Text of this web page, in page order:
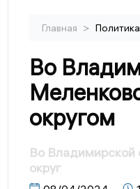
Главная > Политика
Во
округом
Во Владимирской
округ